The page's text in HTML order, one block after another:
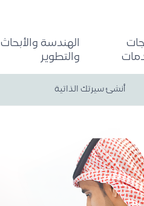
الهندسة والأبحاث
والتطوير
أنشئ سيرتك الذاتية